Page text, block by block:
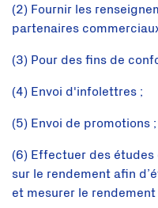
(2) Fournir les
partenaires
(3) Pour des fins de
(4) Envoi d'infolettres ;
(5) Envoi de promotions ;
(6) Effectuer des
sur le rendement afin
et mesurer le rendement